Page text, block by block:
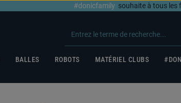
#donicfamily souhaite à tous les
BALLES ROBOTS MATÉRIEL CLUBS